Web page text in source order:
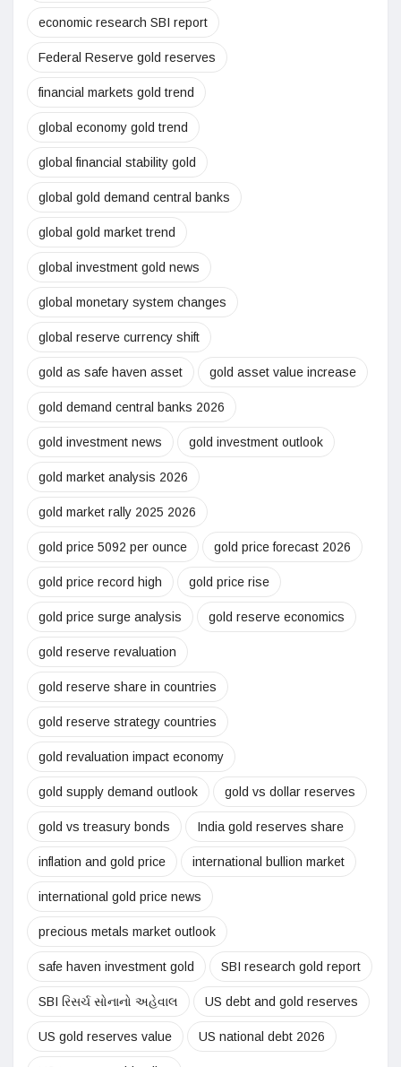
economic research SBI report
Federal Reserve gold reserves
financial markets gold trend
global economy gold trend
global financial stability gold
global gold demand central banks
global gold market trend
global investment gold news
global monetary system changes
global reserve currency shift
gold as safe haven asset gold asset value increase
gold demand central banks 2026
gold investment news gold investment outlook
gold market analysis 2026
gold market rally 2025 2026
gold price 5092 per ounce gold price forecast 2026
gold price record high gold price rise
gold price surge analysis gold reserve economics
gold reserve revaluation
gold reserve share in countries
gold reserve strategy countries
gold revaluation impact economy
gold supply demand outlook gold vs dollar reserves
gold vs treasury bonds India gold reserves share
inflation and gold price international bullion market
international gold price news
precious metals market outlook
safe haven investment gold SBI research gold report
SBI રિસર્ચ સોનાનો અહેવાલ US debt and gold reserves
US gold reserves value US national debt 2026